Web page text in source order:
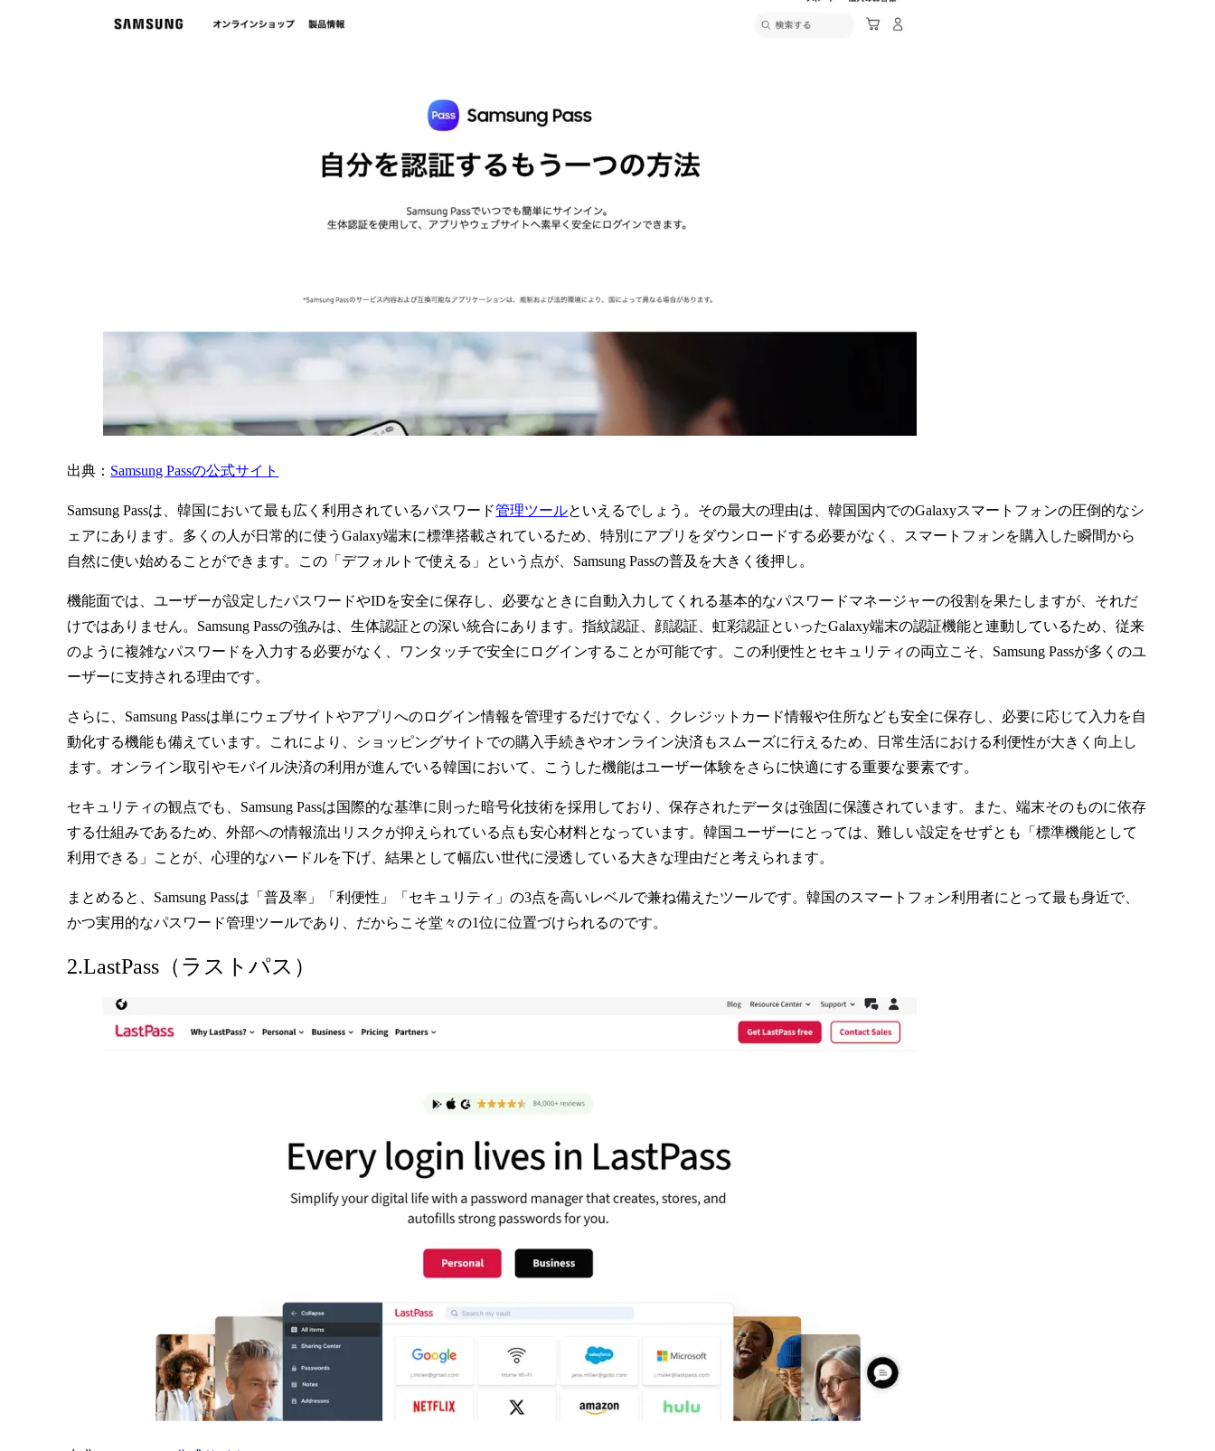
出典： Samsung Passの公式サイト
Samsung Passは、韓国において最も広く利用されているパスワード管理ツールといえるでしょう。その最大の理由は、韓国国内でのGalaxyスマートフォンの圧倒的なシ
ェアにあります。多くの人が日常的に使うGalaxy端末に標準搭載されているため、特別にアプリをダウンロードする必要がなく、スマートフォンを購入した瞬間から
自然に使い始めることができます。この「デフォルトで使える」という点が、Samsung Passの普及を大きく後押し。
機能面では、ユーザーが設定したパスワードやIDを安全に保存し、必要なときに自動入力してくれる基本的なパスワードマネージャーの役割を果たしますが、それだ
けではありません。Samsung Passの強みは、生体認証との深い統合にあります。指紋認証、顔認証、虹彩認証といったGalaxy端末の認証機能と連動しているため、従来
のように複雑なパスワードを入力する必要がなく、ワンタッチで安全にログインすることが可能です。この利便性とセキュリティの両立こそ、Samsung Passが多くのユ
ーザーに支持される理由です。
さらに、Samsung Passは単にウェブサイトやアプリへのログイン情報を管理するだけでなく、クレジットカード情報や住所なども安全に保存し、必要に応じて入力を自
動化する機能も備えています。これにより、ショッピングサイトでの購入手続きやオンライン決済もスムーズに行えるため、日常生活における利便性が大きく向上し
ます。オンライン取引やモバイル決済の利用が進んでいる韓国において、こうした機能はユーザー体験をさらに快適にする重要な要素です。
セキュリティの観点でも、Samsung Passは国際的な基準に則った暗号化技術を採用しており、保存されたデータは強固に保護されています。また、端末そのものに依存
する仕組みであるため、外部への情報流出リスクが抑えられている点も安心材料となっています。韓国ユーザーにとっては、難しい設定をせずとも「標準機能として
利用できる」ことが、心理的なハードルを下げ、結果として幅広い世代に浸透している大きな理由だと考えられます。
まとめると、Samsung Passは「普及率」「利便性」「セキュリティ」の3点を高いレベルで兼ね備えたツールです。韓国のスマートフォン利用者にとって最も身近で、
かつ実用的なパスワード管理ツールであり、だからこそ堂々の1位に位置づけられるのです。
2.LastPass（ラストパス）